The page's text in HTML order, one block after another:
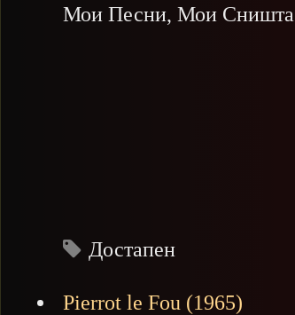
Мои Песни, Мои Сништа
Достапен
Pierrot le Fou (1965)